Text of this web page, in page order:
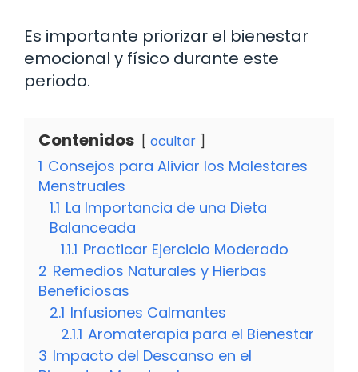
Es importante priorizar el bienestar
emocional y físico durante este
periodo.
Contenidos ocultar
1 Consejos para Aliviar los Malestares
Menstruales
1.1 La Importancia de una Dieta
Balanceada
1.1.1 Practicar Ejercicio Moderado
2 Remedios Naturales y Hierbas
Beneficiosas
2.1 Infusiones Calmantes
2.1.1 Aromaterapia para el Bienestar
3 Impacto del Descanso en el